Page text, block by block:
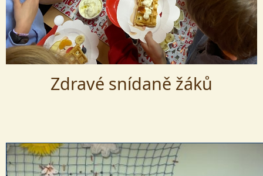
Zdravé snídaně žáků